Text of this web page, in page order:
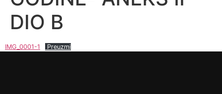
DIO B
IMG_0001-1 Preuzmi